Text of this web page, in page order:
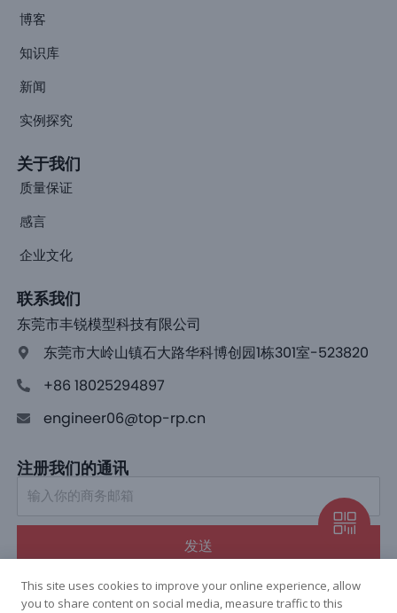
博客
知识库
新闻
实例探究
关于我们
质量保证
感言
企业文化
联系我们
东莞市丰锐模型科技有限公司
东莞市大岭山镇石大路华科博创园1栋301室-523820
+86 18025294897
engineer06@top-rp.cn
注册我们的通讯
发送
This site uses cookies to improve your online experience, allow
you to share content on social media, measure traffic to this